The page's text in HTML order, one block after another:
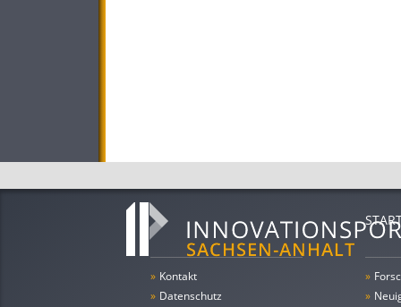
» Kontakt
» Datenschutz
»
»